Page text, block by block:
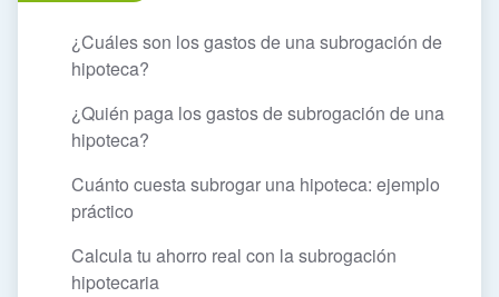
¿Cuáles son los gastos de una subrogación de
hipoteca?
¿Quién paga los gastos de subrogación de una
hipoteca?
Cuánto cuesta subrogar una hipoteca: ejemplo
práctico
Calcula tu ahorro real con la subrogación
hipotecaria